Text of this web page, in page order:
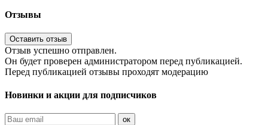
Отзывы
Оставить отзыв
Отзыв успешно отправлен.
Он будет проверен администратором перед публикацией.
Перед публикацией отзывы проходят модерацию
Новинки и акции для подписчиков
ок